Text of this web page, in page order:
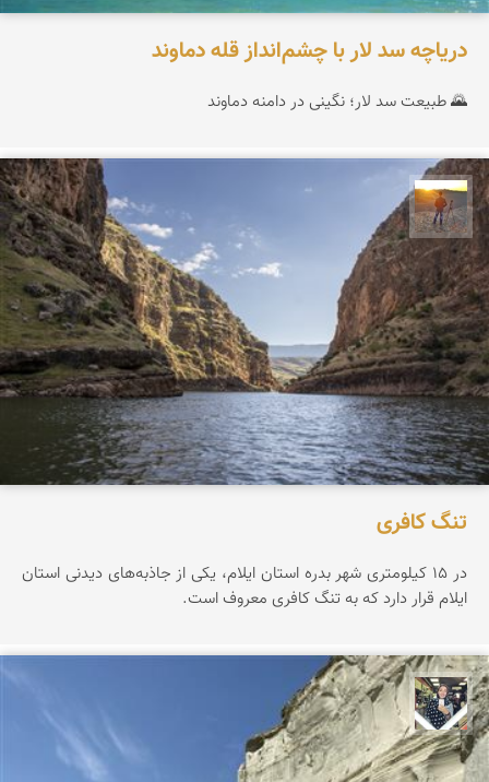
دریاچه سد لار با چشم‌انداز قله دماوند
🌄 طبیعت سد لار؛ نگینی در دامنه دماوند
مهدی مخلصیان
تنگ کافری
در ۱۵ کیلومتری شهر بدره استان ایلام، یکی از جاذبه‌های دیدنی استان
ایلام قرار دارد که به تنگ کافری معروف است.
فاطمه جداری